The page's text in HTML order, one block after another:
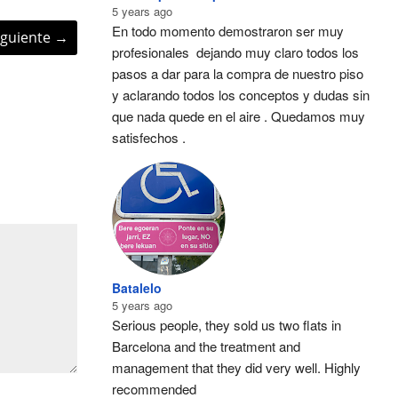
→
5 years ago
En todo momento demostraron ser muy
profesionales  dejando muy claro todos los
pasos a dar para la compra de nuestro piso
y aclarando todos los conceptos y dudas sin
que nada quede en el aire . Quedamos muy
satisfechos .
Batalelo
5 years ago
Serious people, they sold us two flats in
Barcelona and the treatment and
management that they did very well. Highly
recommended